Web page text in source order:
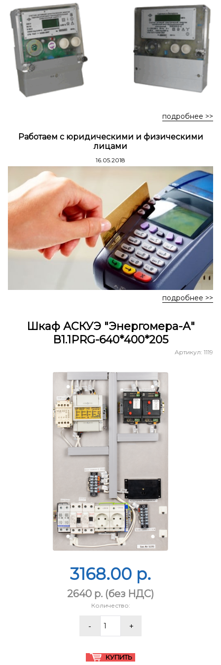
Стремянки стальные
Стремянки двухсторонние стальные
подробнее >>
Работаем с юридическими и физическими
лицами
16.05.2018
подробнее >>
Шкаф АСКУЭ "Энергомера-А"
В1.1PRG-640*400*205
Артикул: 1119
3168.00 p.
2640 p. (без НДС)
Количество: